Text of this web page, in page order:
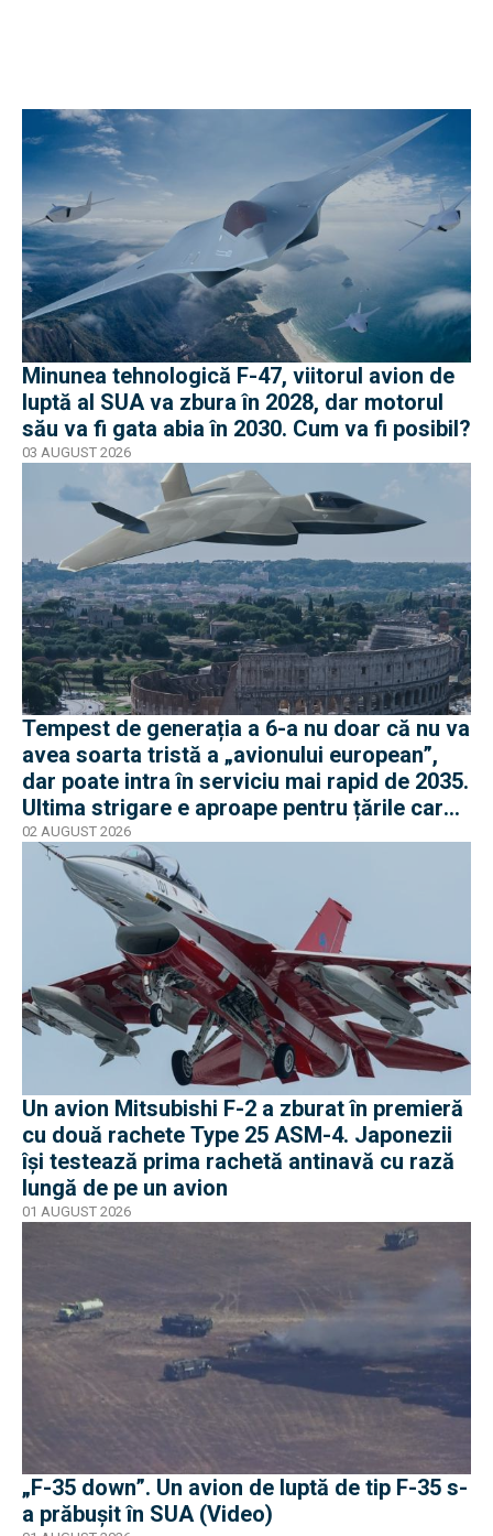
Minunea tehnologică F-47, viitorul avion de
luptă al SUA va zbura în 2028, dar motorul
său va fi gata abia în 2030. Cum va fi posibil?
03 AUGUST 2026
Tempest de generația a 6-a nu doar că nu va
avea soarta tristă a „avionului european”,
dar poate intra în serviciu mai rapid de 2035.
Ultima strigare e aproape pentru țările care
vor în program
02 AUGUST 2026
Un avion Mitsubishi F-2 a zburat în premieră
cu două rachete Type 25 ASM-4. Japonezii
își testează prima rachetă antinavă cu rază
lungă de pe un avion
01 AUGUST 2026
„F-35 down”. Un avion de luptă de tip F-35 s-
a prăbușit în SUA (Video)